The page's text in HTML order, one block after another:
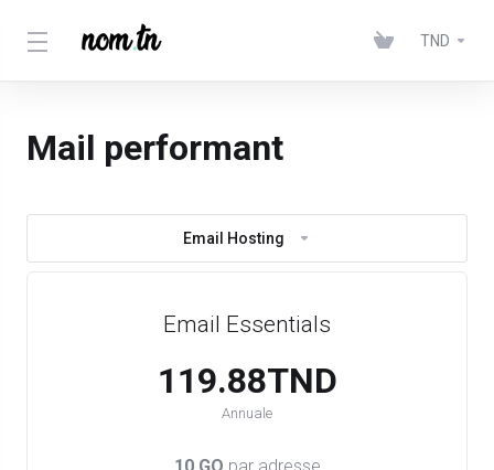
TND
Mail performant
Email Hosting
Email Essentials
119.88TND
Annuale